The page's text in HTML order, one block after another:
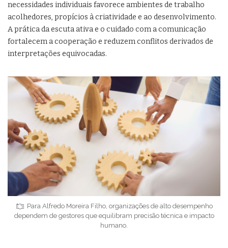
necessidades individuais favorece ambientes de trabalho
acolhedores, propícios à criatividade e ao desenvolvimento.
A prática da escuta ativa e o cuidado com a comunicação
fortalecem a cooperação e reduzem conflitos derivados de
interpretações equivocadas.
Para Alfredo Moreira Filho, organizações de alto desempenho
dependem de gestores que equilibram precisão técnica e impacto
humano.